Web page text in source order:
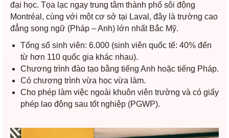
đại học. Tọa lạc ngay trung tâm thành phố sôi động
Montréal, cùng với một cơ sở tại Laval, đây là trường cao
đẳng song ngữ (Pháp – Anh) lớn nhất Bắc Mỹ.
Tổng số sinh viên: 6.000 (sinh viên quốc tế: 40% đến
từ hơn 110 quốc gia khác nhau).
Chương trình đào tạo bằng tiếng Anh hoặc tiếng Pháp.
Có chương trình vừa học vừa làm.
Cho phép làm việc ngoài khuôn viên trường và có giấy
phép lao động sau tốt nghiệp (PGWP).